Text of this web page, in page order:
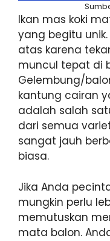
Ikan mas koki
yang begitu
atas karena
muncul tepat di
Gelembung/
kantung cairan
adalah salah
dari semua
sangat jauh
biasa.
Jika Anda
mungkin perlu
memutuskan
mata balon.